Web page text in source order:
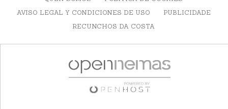
AVISO LEGAL Y CONDICIONES DE USO
PUBLICIDADE
RECUNCHOS DA COSTA